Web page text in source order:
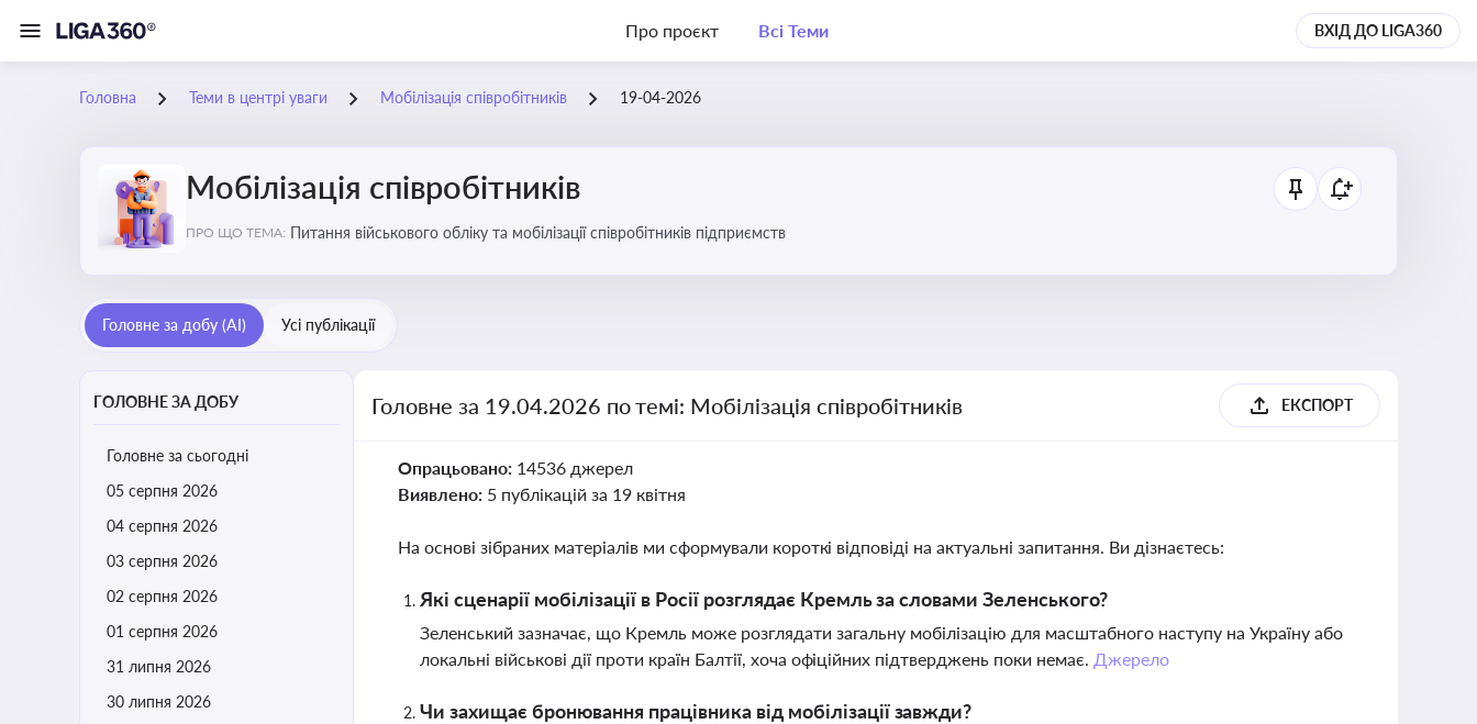
Про проєкт Всі Теми ВХІД ДО LIGA360
Головна Теми в центрі уваги Мобілізація співробітників 19-04-2026
Мобілізація співробітників
ПРО ЩО ТЕМА: Питання військового обліку та мобілізації співробітників підприємств
Головне за добу (AI) Усі публікації
ГОЛОВНЕ ЗА ДОБУ
Головне за сьогодні
05 серпня 2026
04 серпня 2026
03 серпня 2026
02 серпня 2026
01 серпня 2026
31 липня 2026
30 липня 2026
Головне за 19.04.2026 по темі: Мобілізація співробітників ЕКСПОРТ
Опрацьовано: 14536 джерел
Виявлено: 5 публікацій за 19 квітня
На основі зібраних матеріалів ми сформували короткі відповіді на актуальні запитання. Ви дізнаєтесь:
Які сценарії мобілізації в Росії розглядає Кремль за словами Зеленського?
Зеленський зазначає, що Кремль може розглядати загальну мобілізацію для масштабного наступу на Україну або
локальні військові дії проти країн Балтії, хоча офіційних підтверджень поки немає. Джерело
Чи захищає бронювання працівника від мобілізації завжди?